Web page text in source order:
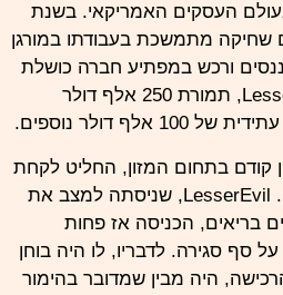
העסקים האמריקאי. בשנת
שחיקה מתמשכת בעבודתו במורגן
ורכש במפתיע חברה כושלת
לייצור חטיפים בשם LesserEvil, תמורת 250 אלף דולר
דולר נוספים.
קודם בתחום המזון, החליט לקחת
סיכון על בסיס תחושת בטן. LesserEvil, שניסתה למצב את
בריאים, הכניסה אז פחות
סף סגירה. לדבריו, לו היה בוחן
היה מבין שמדובר בהימור